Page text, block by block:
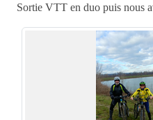
Sortie VTT en duo puis nous